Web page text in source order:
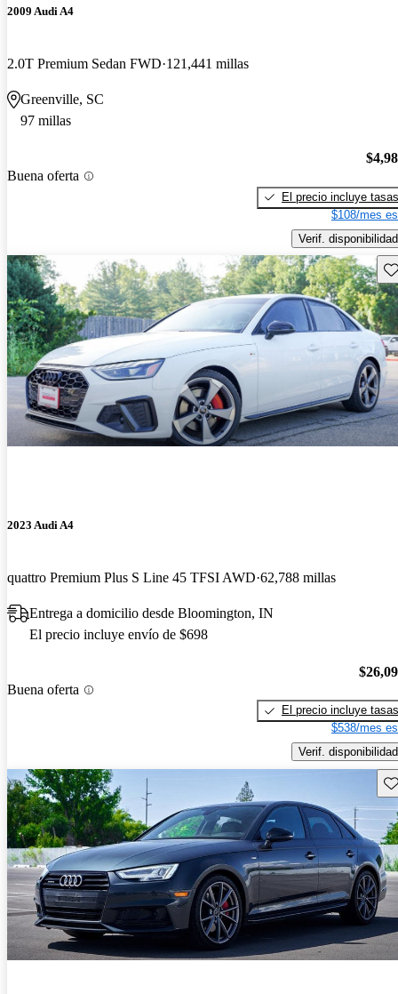
2009 Audi A4
2.0T Premium Sedan FWD 121,441 millas
Greenville, SC
97 millas
Buena oferta
El precio incluye tasas
$108/mes
Verif. disponibilidad
2023 Audi A4
quattro Premium Plus S Line 45 TFSI AWD 62,788 millas
Entrega a domicilio desde Bloomington, IN
El precio incluye envío de $698
Buena oferta
El precio incluye tasas
$538/mes
Verif. disponibilidad